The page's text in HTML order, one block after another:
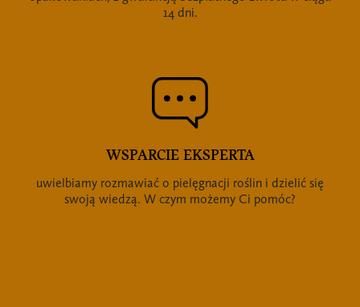
14 dni.
WSPARCIE EKSPERTA
uwielbiamy rozmawiać o pielęgnacji roślin i dzielić się
swoją wiedzą. W czym możemy Ci pomóc?